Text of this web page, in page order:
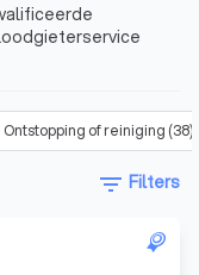
Ontstopping of reiniging (38)
filter_list Filters